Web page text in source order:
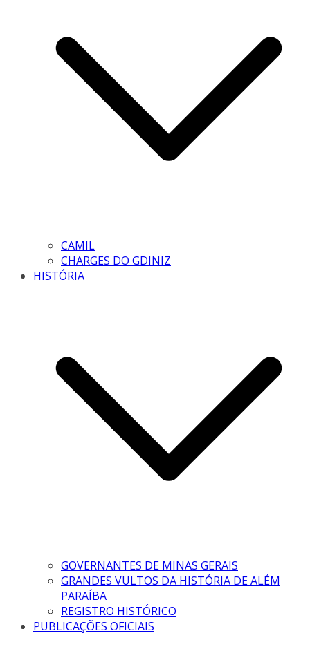
CAMIL
CHARGES DO GDINIZ
HISTÓRIA
GOVERNANTES DE MINAS GERAIS
GRANDES VULTOS DA HISTÓRIA DE ALÉM
PARAÍBA
REGISTRO HISTÓRICO
PUBLICAÇÕES OFICIAIS